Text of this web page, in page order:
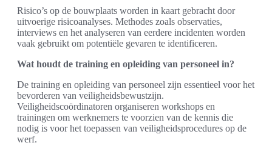
Risico’s op de bouwplaats worden in kaart gebracht door
uitvoerige risicoanalyses. Methodes zoals observaties,
interviews en het analyseren van eerdere incidenten worden
vaak gebruikt om potentiële gevaren te identificeren.
Wat houdt de training en opleiding van personeel in?
De training en opleiding van personeel zijn essentieel voor het
bevorderen van veiligheidsbewustzijn.
Veiligheidscoördinatoren organiseren workshops en
trainingen om werknemers te voorzien van de kennis die
nodig is voor het toepassen van veiligheidsprocedures op de
werf.